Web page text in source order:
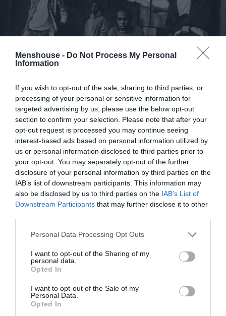
Menshouse - Do Not Process My Personal
Information
If you wish to opt-out of the sale, sharing to third parties, or
processing of your personal or sensitive information for
targeted advertising by us, please use the below opt-out
section to confirm your selection. Please note that after your
opt-out request is processed you may continue seeing
interest-based ads based on personal information utilized by
us or personal information disclosed to third parties prior to
your opt-out. You may separately opt-out of the further
disclosure of your personal information by third parties on the
IAB’s list of downstream participants. This information may
also be disclosed by us to third parties on the IAB’s List of
Downstream Participants that may further disclose it to other
Personal Data Processing Opt Outs
I want to opt-out of the Sharing of my
personal data.
Opted In
I want to opt-out of the Sale of my
Personal Data.
Opted In
Γιατί παρά το γεγονός πως είναι έντονα απαισιόδοξη
σειρά- ουδείς μπορεί ν’ αλλάξει αυτό που είναι και το
σύστημα στο τέλος «απορροφά» τους πάντες- και ο
νιχιλισμός φοράει το πιο καλό του κουστούμι,
βλέποντάς την συντελείται ένα μικρό θαύμα: το ποτήρι
αλλάζει και γίνεται μισογεμάτο.
Γιατί το ληθαργικό του μοντάζ και η έλλειψη μουσικής-
πέραν των ήχων που παράγει η ίδια η Βαλτιμόρη-
μια ανεξήγητη, οικεία ζεστασιά.
casting της σειράς θα έπρεπε να διδάσκεται σε
κινηματογραφικά σεμινάρια: χαρακτηριστικότερο